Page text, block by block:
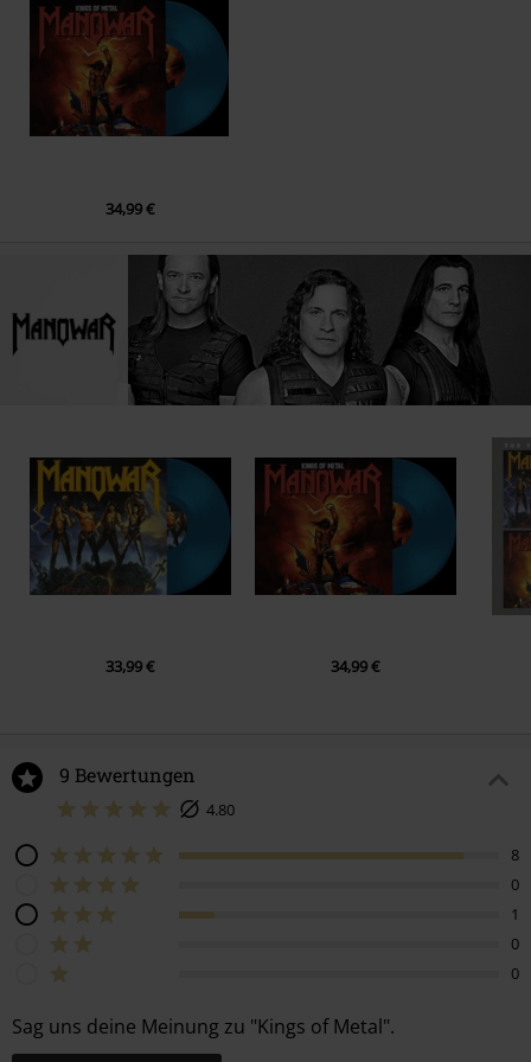
34,99 €
33,99 € 34,99 €
9 Bewertungen
4.80
8
0
1
0
0
Sag uns deine Meinung zu "Kings of Metal".